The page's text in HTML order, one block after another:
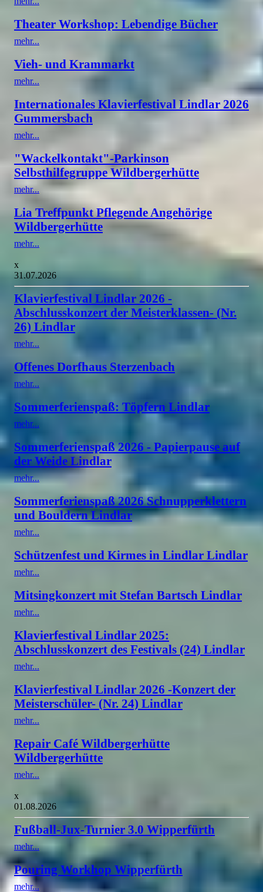
Theater Workshop: Lebendige Bücher
mehr...
Vieh- und Krammarkt
mehr...
Internationales Klavierfestival Lindlar 2026
Gummersbach
mehr...
"Wackelkontakt"-Parkinson
Selbsthilfegruppe Wildbergerhütte
mehr...
Lia Treffpunkt Pflegende Angehörige
Wildbergerhütte
mehr...
x
31.07.2026
Klavierfestival Lindlar 2026 -
Abschlusskonzert der Meisterklassen- (Nr.
26) Lindlar
mehr...
Offenes Dorfhaus Sterzenbach
mehr...
Sommerferienspaß: Töpfern Lindlar
mehr...
Sommerferienspaß 2026 - Papierpause auf
der Weide Lindlar
mehr...
Sommerferienspaß 2026 Schnupperklettern
und Bouldern Lindlar
mehr...
Schützenfest und Kirmes in Lindlar Lindlar
mehr...
Mitsingkonzert mit Stefan Bartsch Lindlar
mehr...
Klavierfestival Lindlar 2025:
Abschlusskonzert des Festivals (24) Lindlar
mehr...
Klavierfestival Lindlar 2026 -Konzert der
Meisterschüler- (Nr. 24) Lindlar
mehr...
Repair Café Wildbergerhütte
Wildbergerhütte
mehr...
x
01.08.2026
Fußball-Jux-Turnier 3.0 Wipperfürth
mehr...
Pouring Workhop Wipperfürth
mehr...